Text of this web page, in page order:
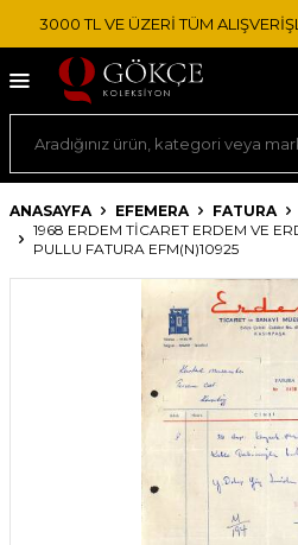
3000 TL VE ÜZERİ TÜM
ANASAYFA EFEMERA FATURA
1968 ERDEM TICARET ERDEM VE
PULLU FATURA EFM(N)10925